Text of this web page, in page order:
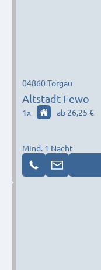
Altstadt Fewo
04860 Torgau
1x ab 26,25 €
Mind. 1 Nacht